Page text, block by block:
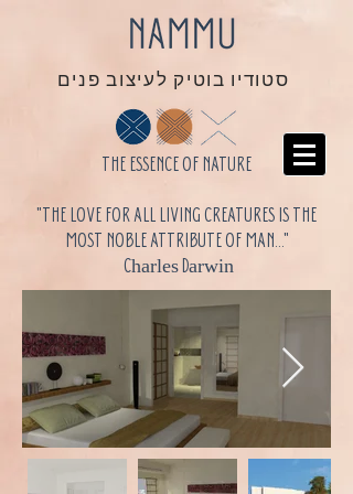
THE ESSENCE OF NATURE
"THE LOVE FOR ALL LIVING CREATURES IS THE
MOST NOBLE ATTRIBUTE OF MAN..."
Charles Darwin